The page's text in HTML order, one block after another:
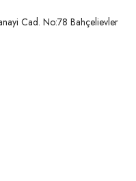
Cad. No:78 Bahçelievler